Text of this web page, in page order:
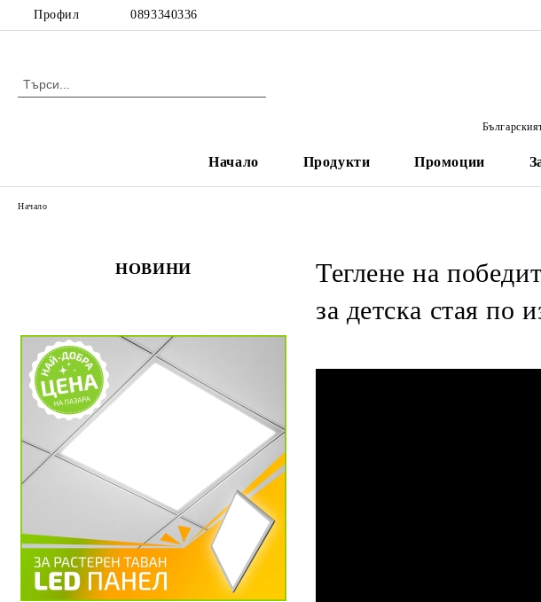
Профил 0893340336
Начало Продукти Промоции
НОВИНИ
Начало
Теглене на
за детска стая по